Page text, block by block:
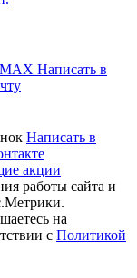
Написать в
Написать в
акции
работы сайта и
на
с Политикой